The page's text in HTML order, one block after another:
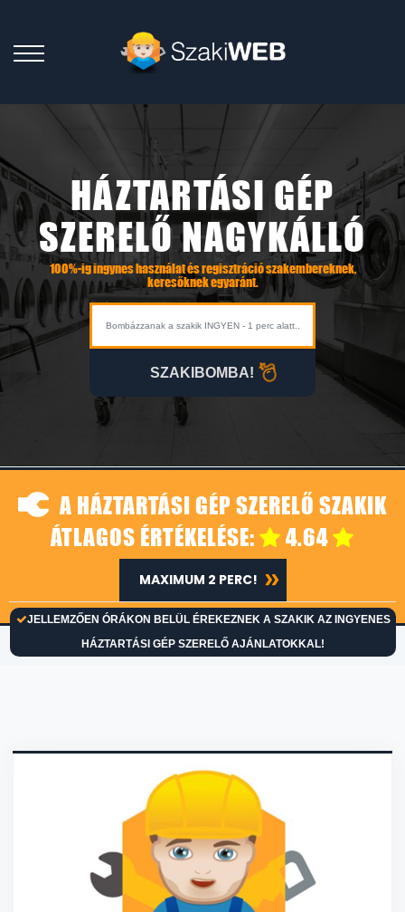
HÁZTARTÁSI GÉP
SZERELŐ NAGYKÁLLÓ
100%-ig ingynes használat és regisztráció szakembereknek,
keresőknek egyaránt.
SZAKIBOMBA!
A HÁZTARTÁSI GÉP SZERELŐ SZAKIK
ÁTLAGOS ÉRTÉKELÉSE:
4.64
JELLEMZŐEN ÓRÁKON BELÜL ÉREKEZNEK A SZAKIK AZ INGYENES
HÁZTARTÁSI GÉP SZERELŐ AJÁNLATOKKAL!
MAXIMUM 2 PERC!